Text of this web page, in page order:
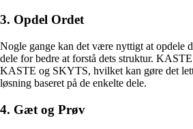
3. Opdel Ordet
Nogle gange kan det være nyttigt at opdele
dele for bedre at forstå dets struktur.
KASTE og SKYTS, hvilket kan gøre det
løsning baseret på de enkelte dele.
4. Gæt og Prøv